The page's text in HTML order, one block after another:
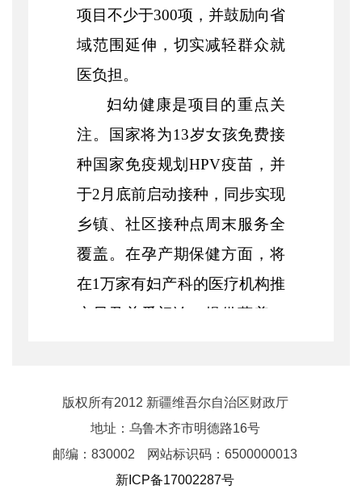
项目不少于300项，并鼓励向省
域范围延伸，切实减轻群众就
医负担。
妇幼健康是项目的重点关
注。国家将为13岁女孩免费接
种国家免疫规划HPV疫苗，并
于2月底前启动接种，同步实现
乡镇、社区接种点周末服务全
覆盖。在孕产期保健方面，将
在1万家有妇产科的医疗机构推
广早孕关爱门诊，提供营养、
全国将新增15万个普惠托位，
发展社区嵌入式、用人单位办
托等多种模式，助力解决婴幼
版权所有2012 新疆维吾尔自治区财政厅
地址：乌鲁木齐市明德路16号
邮编：830002
网站标识码：6500000013
新ICP备17002287号